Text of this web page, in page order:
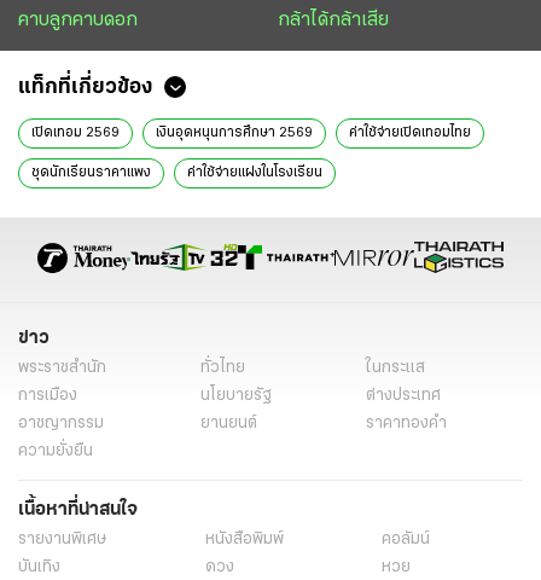
คาบลูกคาบดอก กล้าได้กล้าเสีย
แท็กที่เกี่ยวข้อง
เปิดเทอม 2569 เงินอุดหนุนการศึกษา 2569 ค่าใช้จ่ายเปิดเทอมไทย
ชุดนักเรียนราคาแพง ค่าใช้จ่ายแฝงในโรงเรียน
ภาระค่าใช้จ่ายของผู้ปกครอง ค่าเรียนพิเศษในไทย
ความเป็นจริงการศึกษาไทย
ค่าใช้จ่ายอุปกรณ์การเรียน ภาวะหนี้สินผู้ปกครอง
สกู๊ปหน้า 1
ข่าวหนังสือพิมพ์
คอลัมน์หนังสือพิมพ์ไทยรัฐ
ข่าว
พระราชสำนัก ทั่วไทย
ในกระแส
การเมือง
นโยบายรัฐ
ต่างประเทศ
อาชญากรรม
ยานยนต์
ราคาทองคำ
ความยั่งยืน
เนื้อหาที่น่าสนใจ
รายงานพิเศษ หนังสือพิมพ์
คอลัมน์
บันเทิง
ดวง
หวย